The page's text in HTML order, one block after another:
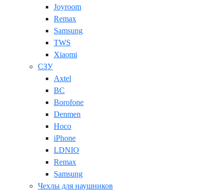
Joyroom
Remax
Samsung
TWS
Xiaomi
СЗУ
Axtel
BC
Borofone
Denmen
Hoco
iPhone
LDNIO
Remax
Samsung
Чехлы для наушников